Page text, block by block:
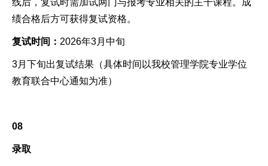
绩合格后方可获得复试资格。
复试时间： 2026年3月中旬
3月下旬出复试结果（具体时间以我校管理学院专业学位
教育联合中心通知为准）
08
录取